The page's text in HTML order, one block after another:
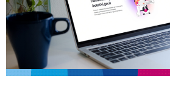
TeamSystem Corporate
TeamSystem Store